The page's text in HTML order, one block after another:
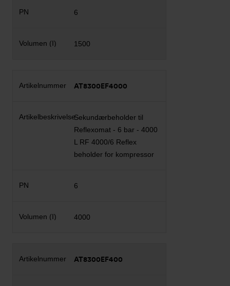
6
1500
AT8300EF4000
Sekundærbeholder til
Reflexomat - 6 bar - 4000
L RF 4000/6 Reflex
beholder for kompressor
6
4000
AT8300EF400